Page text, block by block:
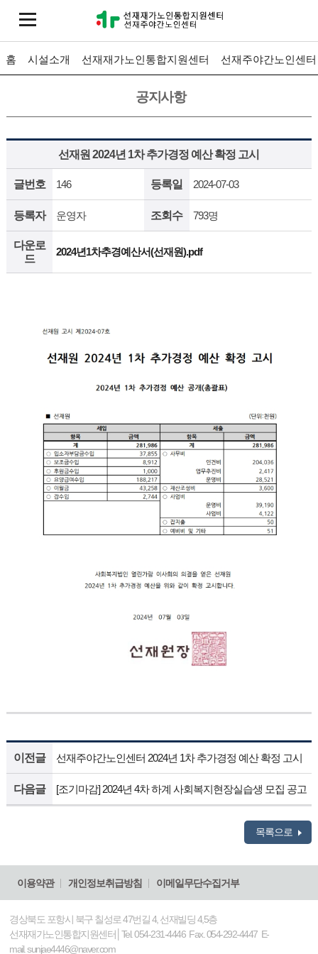
홈 시설소개 선재재가노인통합지원센터 선재주야간노인센터
공지사항
선재원 2024년 1차 추가경정 예산 확정 고시
글번호 146 등록일 2024-07-03
등록자 운영자 조회수 793명
다운로
드
2024년1차추경예산서(선재원).pdf
이전글 선재주야간노인센터 2024년 1차 추가경정 예산 확정 고시
다음글 [조기마감] 2024년 4차 하계 사회복지현장실습생 모집 공고
목록으로
이용약관 개인정보취급방침 이메일무단수집거부
경상북도 포항시 북구 칠성로 47번길 4, 선재빌딩 4,5층
선재재가노인통합지원센터│Tel. 054-231-4446 Fax. 054-292-4447 E-
mail. sunjae4446@naver.com